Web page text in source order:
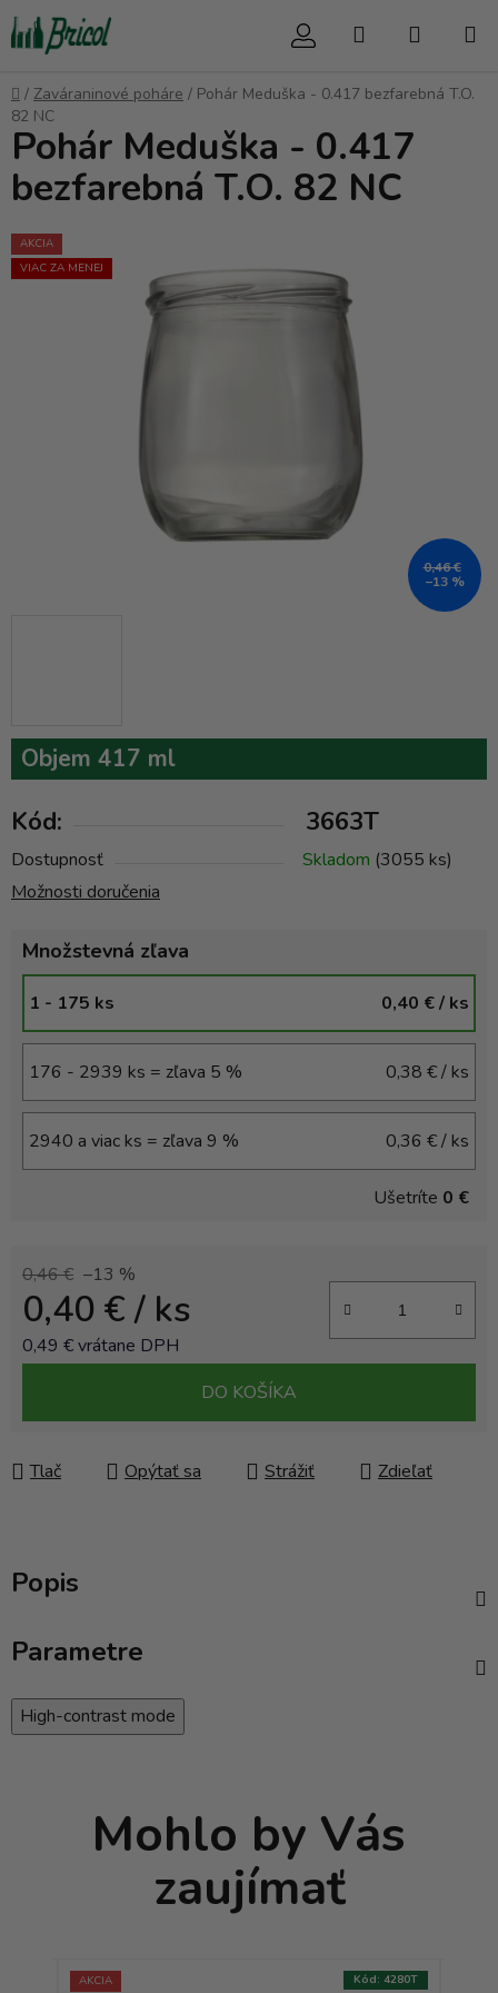
Prejsť
na
obsah
Hľadať
Domov
/ Zaváraninové poháre / Pohár Meduška - 0.417 bezfarebná T.O.
82 NC
Objem 417 ml
Kód: 3663T
Dostupnosť Skladom (3055 ks)
Možnosti doručenia
Množstevná zľava
1 - 175 ks 0,40 €/ ks
176 - 2939 ks = zľava 5 % 0,38 €/ ks
2940 a viac ks = zľava 9 % 0,36 €/ ks
Ušetríte 0 €
0,46 € –13 %
0,40 €/ ks
0,49 € vrátane DPH
DO KOŠÍKA
Tlač Opýtať sa Strážiť Zdieľať
Pohár Meduška - 0.417
bezfarebná T.O. 82 NC
AKCIA
VIAC ZA MENEJ
0,46 €
–13 %
Popis
Parametre
High-contrast mode
Mohlo by Vás
zaujímať
AKCIA Kód: 4280T